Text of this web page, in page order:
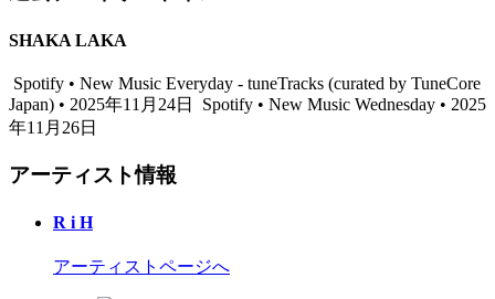
SHAKA LAKA
Spotify • New Music Everyday - tuneTracks (curated by TuneCore
Japan) • 2025年11月24日
Spotify • New Music Wednesday • 2025
年11月26日
アーティスト情報
R i H
アーティストページへ